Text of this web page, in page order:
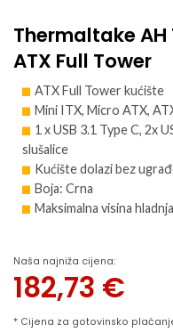
Thermaltake
ATX Full Tower
ATX Full Tower kućište
Mini ITX, Micro ATX,
1 x USB 3.1 Type C, 2x
slušalice
Kućište dolazi bez
Boja: Crna
Maksimalna visina
Naša najniža cijena:
182,73 €
* Cijena za gotovinsko